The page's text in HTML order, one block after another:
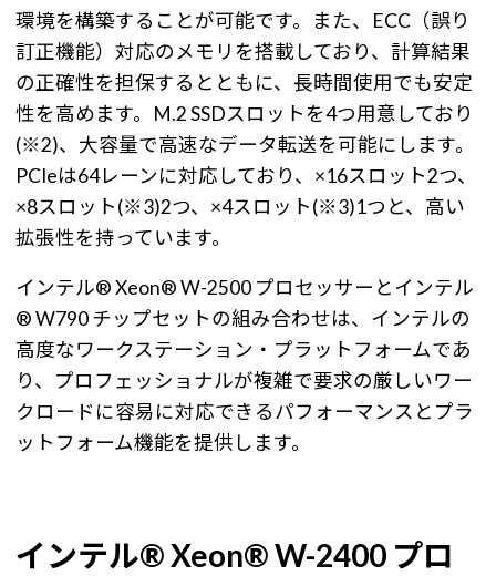
環境を構築することが可能です。また、ECC（誤り
訂正機能）対応のメモリを搭載しており、計算結果
の正確性を担保するとともに、長時間使用でも安定
性を高めます。M.2 SSDスロットを4つ用意しており
(※2)、大容量で高速なデータ転送を可能にします。
PCIeは64レーンに対応しており、×16スロット2つ、
×8スロット(※3)2つ、×4スロット(※3)1つと、高い
拡張性を持っています。
インテル® Xeon® W-2500 プロセッサーとインテル
® W790 チップセットの組み合わせは、インテルの
高度なワークステーション・プラットフォームであ
り、プロフェッショナルが複雑で要求の厳しいワー
クロードに容易に対応できるパフォーマンスとプラ
ットフォーム機能を提供します。
インテル® Xeon® W-2400 プロ